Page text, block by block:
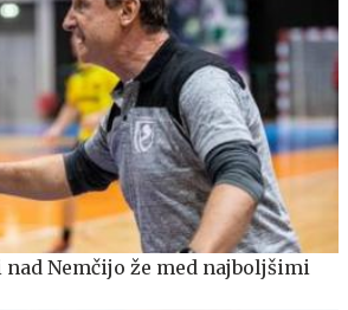
nad Nemčijo že med najboljšimi